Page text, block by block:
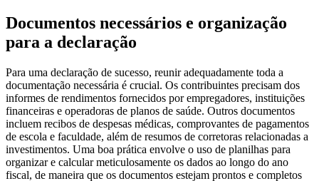
Documentos necessários e organização
para a declaração
Para uma declaração de sucesso, reunir adequadamente toda a
documentação necessária é crucial. Os contribuintes precisam dos
informes de rendimentos fornecidos por empregadores, instituições
financeiras e operadoras de planos de saúde. Outros documentos
incluem recibos de despesas médicas, comprovantes de pagamentos
de escola e faculdade, além de resumos de corretoras relacionadas a
investimentos. Uma boa prática envolve o uso de planilhas para
organizar e calcular meticulosamente os dados ao longo do ano
fiscal, de maneira que os documentos estejam prontos e completos